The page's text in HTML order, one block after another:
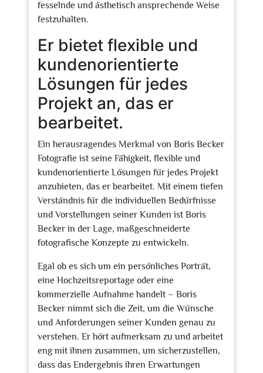
fesselnde und ästhetisch ansprechende Weise
festzuhalten.
Er bietet flexible und
kundenorientierte
Lösungen für jedes
Projekt an, das er
bearbeitet.
Ein herausragendes Merkmal von Boris Becker
Fotografie ist seine Fähigkeit, flexible und
kundenorientierte Lösungen für jedes Projekt
anzubieten, das er bearbeitet. Mit einem tiefen
Verständnis für die individuellen Bedürfnisse
und Vorstellungen seiner Kunden ist Boris
Becker in der Lage, maßgeschneiderte
fotografische Konzepte zu entwickeln.
Egal ob es sich um ein persönliches Porträt,
eine Hochzeitsreportage oder eine
kommerzielle Aufnahme handelt – Boris
Becker nimmt sich die Zeit, um die Wünsche
und Anforderungen seiner Kunden genau zu
verstehen. Er hört aufmerksam zu und arbeitet
eng mit ihnen zusammen, um sicherzustellen,
dass das Endergebnis ihren Erwartungen